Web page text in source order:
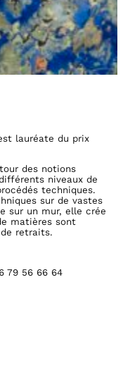
lauréate du prix
des notions
niveaux de
techniques.
sur de vastes
sur un mur, elle crée
matières sont
retraits.
79 56 66 64